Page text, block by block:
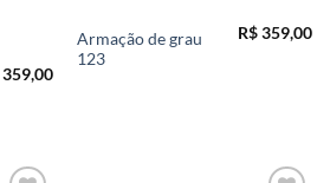
359,00
Armação de grau
123
R$359,00